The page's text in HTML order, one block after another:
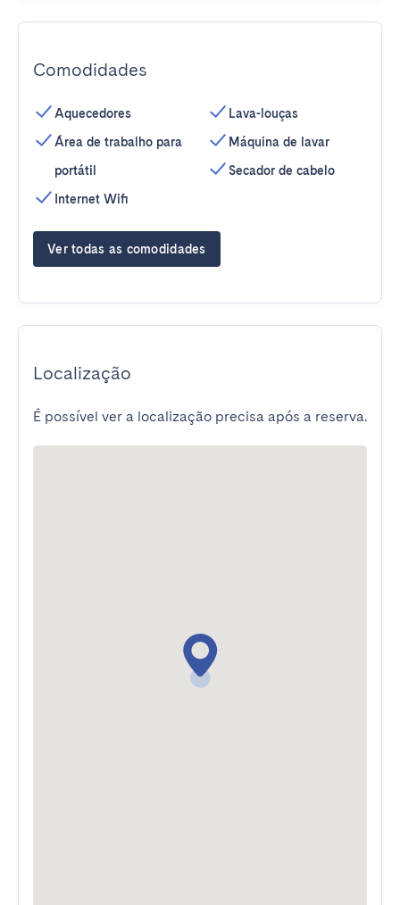
Comodidades
Aquecedores
Área de trabalho para
portátil
Internet Wifi
Lava-louças
Máquina de lavar
Secador de cabelo
Ver todas as comodidades
Localização
É possível ver a localização precisa após a reserva.